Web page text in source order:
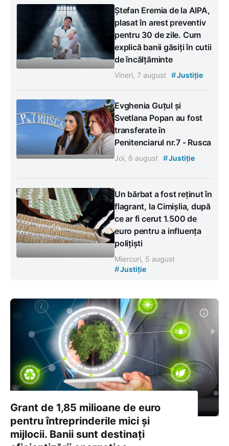
Ștefan Eremia de la AIPA,
plasat în arest preventiv
pentru 30 de zile. Cum
explică banii găsiți în cutii
de încălțăminte
Vineri, 7 august #Justiție
Evghenia Guțul și
Svetlana Popan au fost
transferate în
Penitenciarul nr.7 - Rusca
Joi, 6 august #Justiție
Un bărbat a fost reținut în
flagrant, la Cimișlia, după
ce ar fi cerut 1.500 de
euro pentru a influența
polițiști
Miercuri, 5 august
#Justiție
Grant de 1,85 milioane de euro
pentru întreprinderile mici și
mijlocii. Banii sunt destinați